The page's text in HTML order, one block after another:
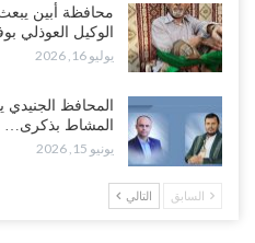
للسعودية بشأن النفط..!
أغسطس 6, 2026
“تقرير“| عرب جورنال: استقالة
الرئاسي مرحلة التفكك المؤسسي..!
أغسطس 5, 2026
حضرموت على حافة الانفجار..
محافظة أبين
الوكيل العوذلي
يوليو 16, 2026
المحافظ الجنيدي
المشاط بذكرى…
يونيو 15, 2026
السابق التالي